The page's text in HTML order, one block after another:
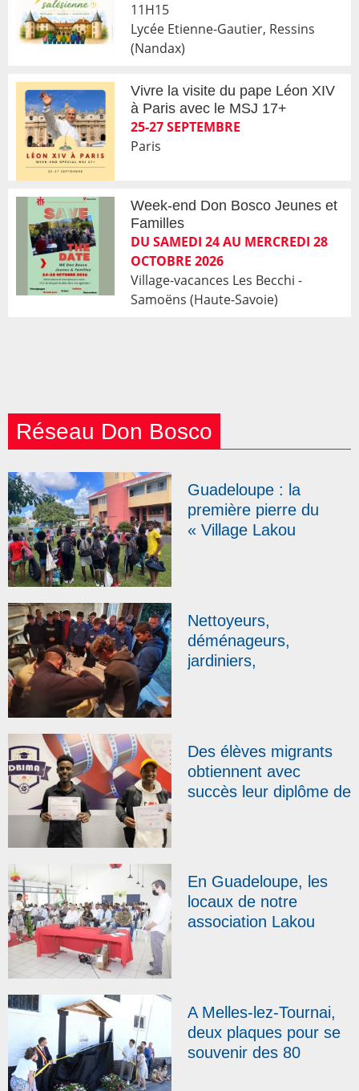
11H15
Lycée Etienne-Gautier, Ressins
(Nandax)
Vivre la visite du pape Léon XIV
à Paris avec le MSJ 17+
25-27 SEPTEMBRE
Paris
Week-end Don Bosco Jeunes et
Familles
DU SAMEDI 24 AU MERCREDI 28
OCTOBRE 2026
Village-vacances Les Becchi -
Samoëns (Haute-Savoie)
Réseau Don Bosco
Guadeloupe : la
première pierre du
« Village Lakou
Nettoyeurs,
déménageurs,
jardiniers,
au cœur de l’Aveyron
Des élèves migrants
obtiennent avec
succès leur diplôme de
En Guadeloupe, les
locaux de notre
association Lakou
A Melles-lez-Tournai,
deux plaques pour se
souvenir des 80